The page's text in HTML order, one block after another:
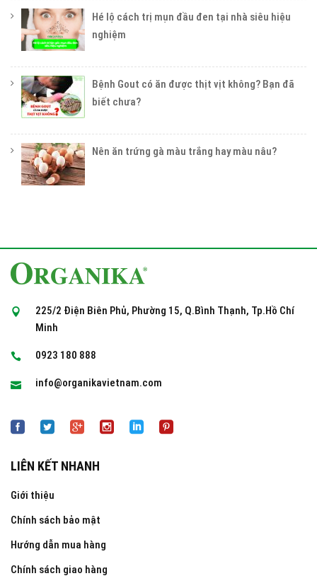
Hé lộ cách trị mụn đầu đen tại nhà siêu hiệu
nghiệm
Bệnh Gout có ăn được thịt vịt không? Bạn đã
biết chưa?
Nên ăn trứng gà màu trắng hay màu nâu?
225/2 Điện Biên Phủ, Phường 15, Q.Bình Thạnh, Tp.Hồ Chí
Minh
0923 180 888
info@organikavietnam.com
LIÊN KẾT NHANH
Giới thiệu
Chính sách bảo mật
Hướng dẫn mua hàng
Chính sách giao hàng